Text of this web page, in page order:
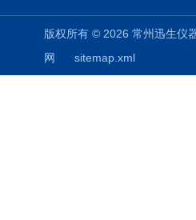
版权所有 © 2026 常州迅生
网
sitemap.xml